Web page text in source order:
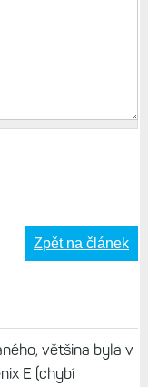
Zpět na článek
většina byla v
E (chybí